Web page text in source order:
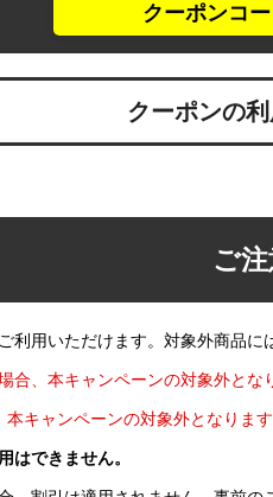
クーポンコ
クーポンの
ページより、数量やオプショ
ご
利用いただけます。対象外商品に
合、本キャンペーンの対象外とな
本キャンペーンの対象外となります
はできません。